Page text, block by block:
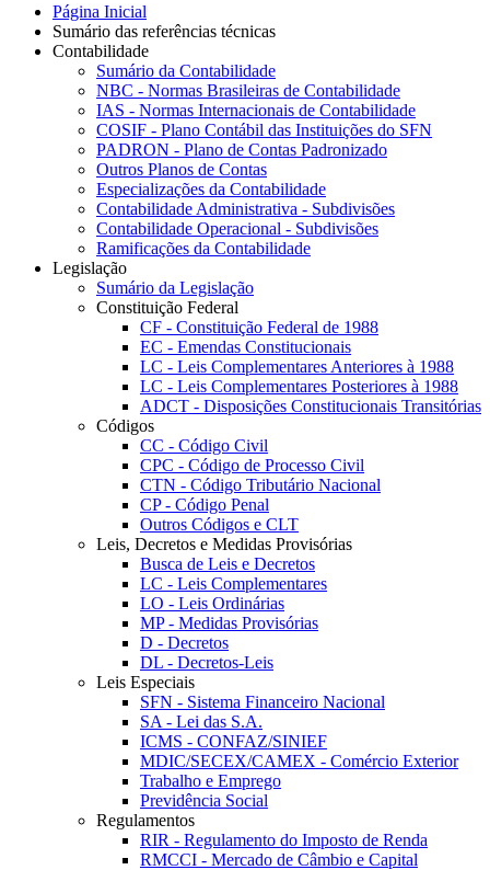
Página Inicial
Sumário das referências técnicas
Contabilidade
Sumário da Contabilidade
NBC - Normas Brasileiras de Contabilidade
IAS - Normas Internacionais de Contabilidade
COSIF - Plano Contábil das Instituições do SFN
PADRON - Plano de Contas Padronizado
Outros Planos de Contas
Especializações da Contabilidade
Contabilidade Administrativa - Subdivisões
Contabilidade Operacional - Subdivisões
Ramificações da Contabilidade
Legislação
Sumário da Legislação
Constituição Federal
CF - Constituição Federal de 1988
EC - Emendas Constitucionais
LC - Leis Complementares Anteriores à 1988
LC - Leis Complementares Posteriores à 1988
ADCT - Disposições Constitucionais Transitórias
Códigos
CC - Código Civil
CPC - Código de Processo Civil
CTN - Código Tributário Nacional
CP - Código Penal
Outros Códigos e CLT
Leis, Decretos e Medidas Provisórias
Busca de Leis e Decretos
LC - Leis Complementares
LO - Leis Ordinárias
MP - Medidas Provisórias
D - Decretos
DL - Decretos-Leis
Leis Especiais
SFN - Sistema Financeiro Nacional
SA - Lei das S.A.
ICMS - CONFAZ/SINIEF
MDIC/SECEX/CAMEX - Comércio Exterior
Trabalho e Emprego
Previdência Social
Regulamentos
RIR - Regulamento do Imposto de Renda
RMCCI - Mercado de Câmbio e Capital